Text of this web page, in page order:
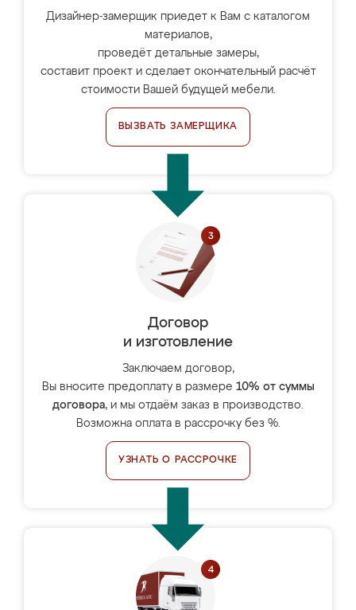
Дизайнер-замерщик приедет к Вам с каталогом
материалов,
проведёт детальные замеры,
составит проект и сделает окончательный расчёт
стоимости Вашей будущей мебели.
ВЫЗВАТЬ ЗАМЕРЩИКА
Договор
и изготовление
Заключаем договор,
Вы вносите предоплату в размере 10% от суммы
договора, и мы отдаём заказ в производство.
Возможна оплата в рассрочку без %.
УЗНАТЬ О РАССРОЧКЕ